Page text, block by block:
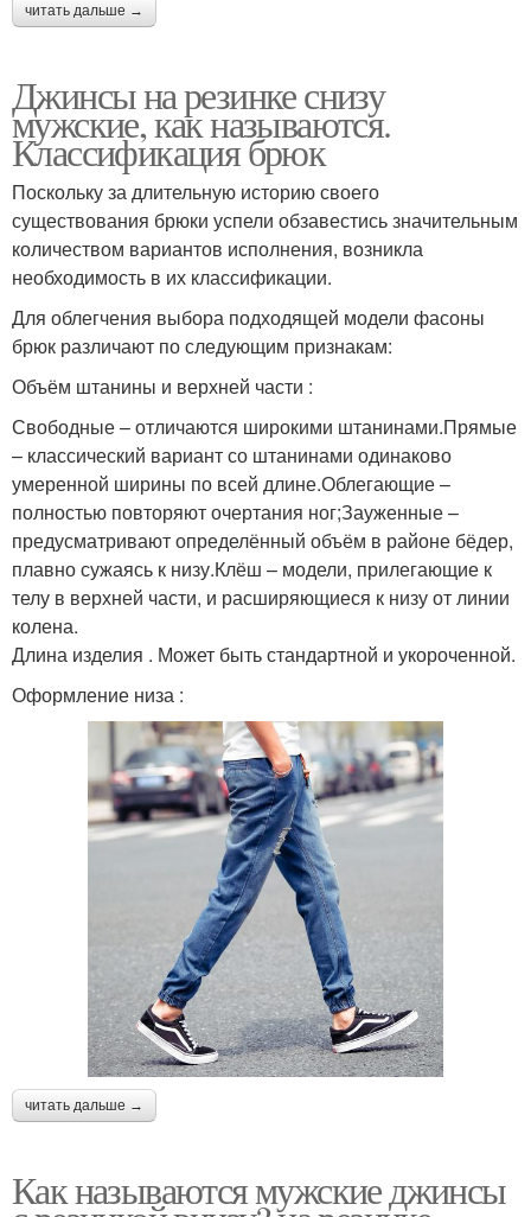
читать дальше →
Джинсы на резинке снизу
мужские, как называются.
Классификация брюк
Поскольку за длительную историю своего
существования брюки успели обзавестись значительным
количеством вариантов исполнения, возникла
необходимость в их классификации.
Для облегчения выбора подходящей модели фасоны
брюк различают по следующим признакам:
Объём штанины и верхней части :
Свободные – отличаются широкими штанинами.Прямые
– классический вариант со штанинами одинаково
умеренной ширины по всей длине.Облегающие –
полностью повторяют очертания ног;Зауженные –
предусматривают определённый объём в районе бёдер,
плавно сужаясь к низу.Клёш – модели, прилегающие к
телу в верхней части, и расширяющиеся к низу от линии
колена.
Длина изделия . Может быть стандартной и укороченной.
Оформление низа :
читать дальше →
Как называются мужские джинсы